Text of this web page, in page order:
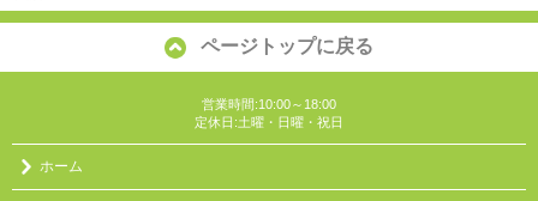
ページトップに戻る
営業時間:10:00～18:00
定休日:土曜・日曜・祝日
ホーム